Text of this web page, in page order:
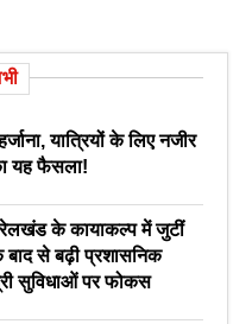
यात्रियों के लिए नजीर
यह फैसला!
के कायाकल्प में जुटीं
बाद से बढ़ी प्रशासनिक
सुविधाओं पर फोकस